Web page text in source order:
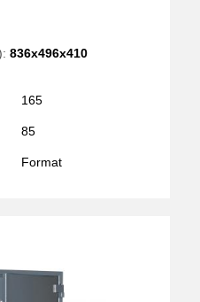
836x496x410
165
85
Format